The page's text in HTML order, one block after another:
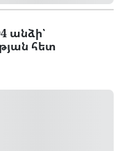
անձի՝
հետ